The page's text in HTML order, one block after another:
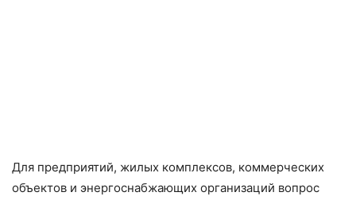
Для предприятий, жилых комплексов, коммерческих
объектов и энергоснабжающих организаций вопрос